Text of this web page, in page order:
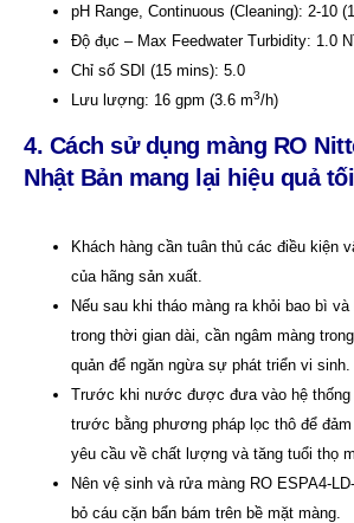
pH Range, Continuous (Cleaning): 2-10
Độ đục – Max Feedwater Turbidity: 1.0
Chỉ số SDI (15 mins): 5.0
Lưu lượng: 16 gpm (3.6 m3/h)
4. Cách sử dụng màng RO
Nhật Bản mang lại hiệu quả
Khách hàng cần tuân thủ các điều kiện
của hãng sản xuất.
Nếu sau khi tháo màng ra khỏi bao bì
trong thời gian dài, cần ngâm màng
quản để ngăn ngừa sự phát triển vi sinh.
Trước khi nước được đưa vào hệ
trước bằng phương pháp lọc thô để
yêu cầu về chất lượng và tăng tuổi thọ
Nên vệ sinh và rửa màng RO ESPA4-
bỏ cáu cặn bẩn bám trên bề mặt màng.